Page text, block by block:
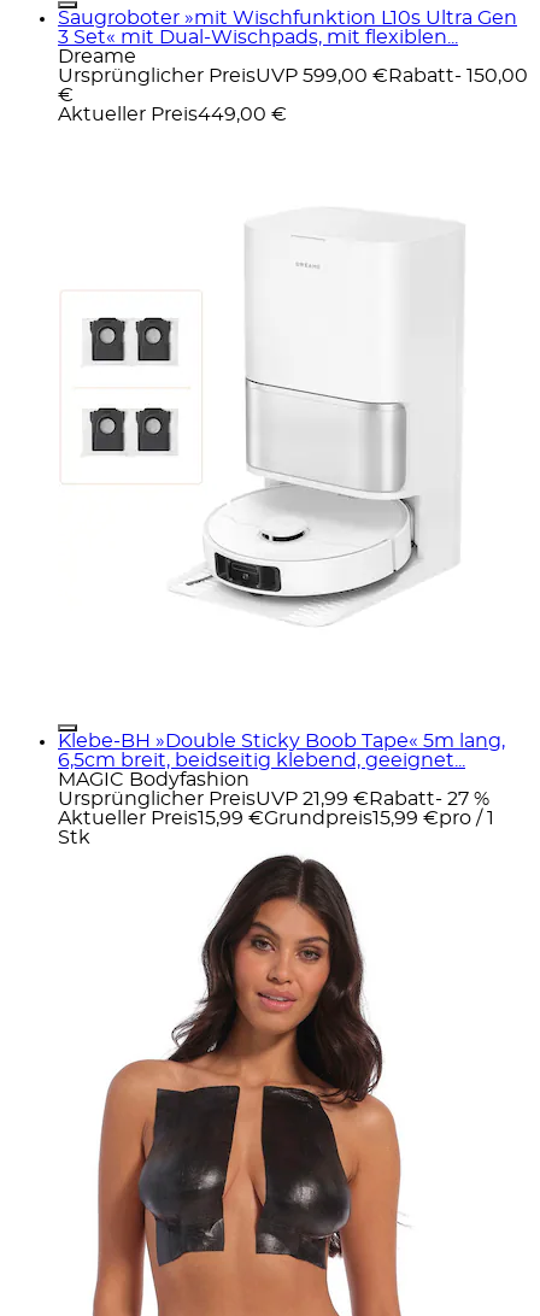
Saugroboter »mit Wischfunktion L10s Ultra Gen
3 Set« mit Dual-Wischpads, mit flexiblen...
Dreame
Ursprünglicher PreisUVP 599,00 € Rabatt- 150,00
€
Aktueller Preis449,00 €
Klebe-BH »Double Sticky Boob Tape« 5m lang,
6,5cm breit, beidseitig klebend, geeignet...
MAGIC Bodyfashion
Ursprünglicher PreisUVP 21,99 € Rabatt- 27 %
Aktueller Preis15,99 €Grundpreis15,99 €pro / 1
Stk